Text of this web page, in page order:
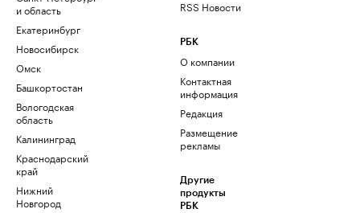
и область
Екатеринбург
Новосибирск
Омск
Башкортостан
Вологодская
область
Калининград
Краснодарский
край
Нижний
Новгород
RSS Новости
РБК
О компании
Контактная
информация
Редакция
Размещение
рекламы
Другие
продукты
РБК